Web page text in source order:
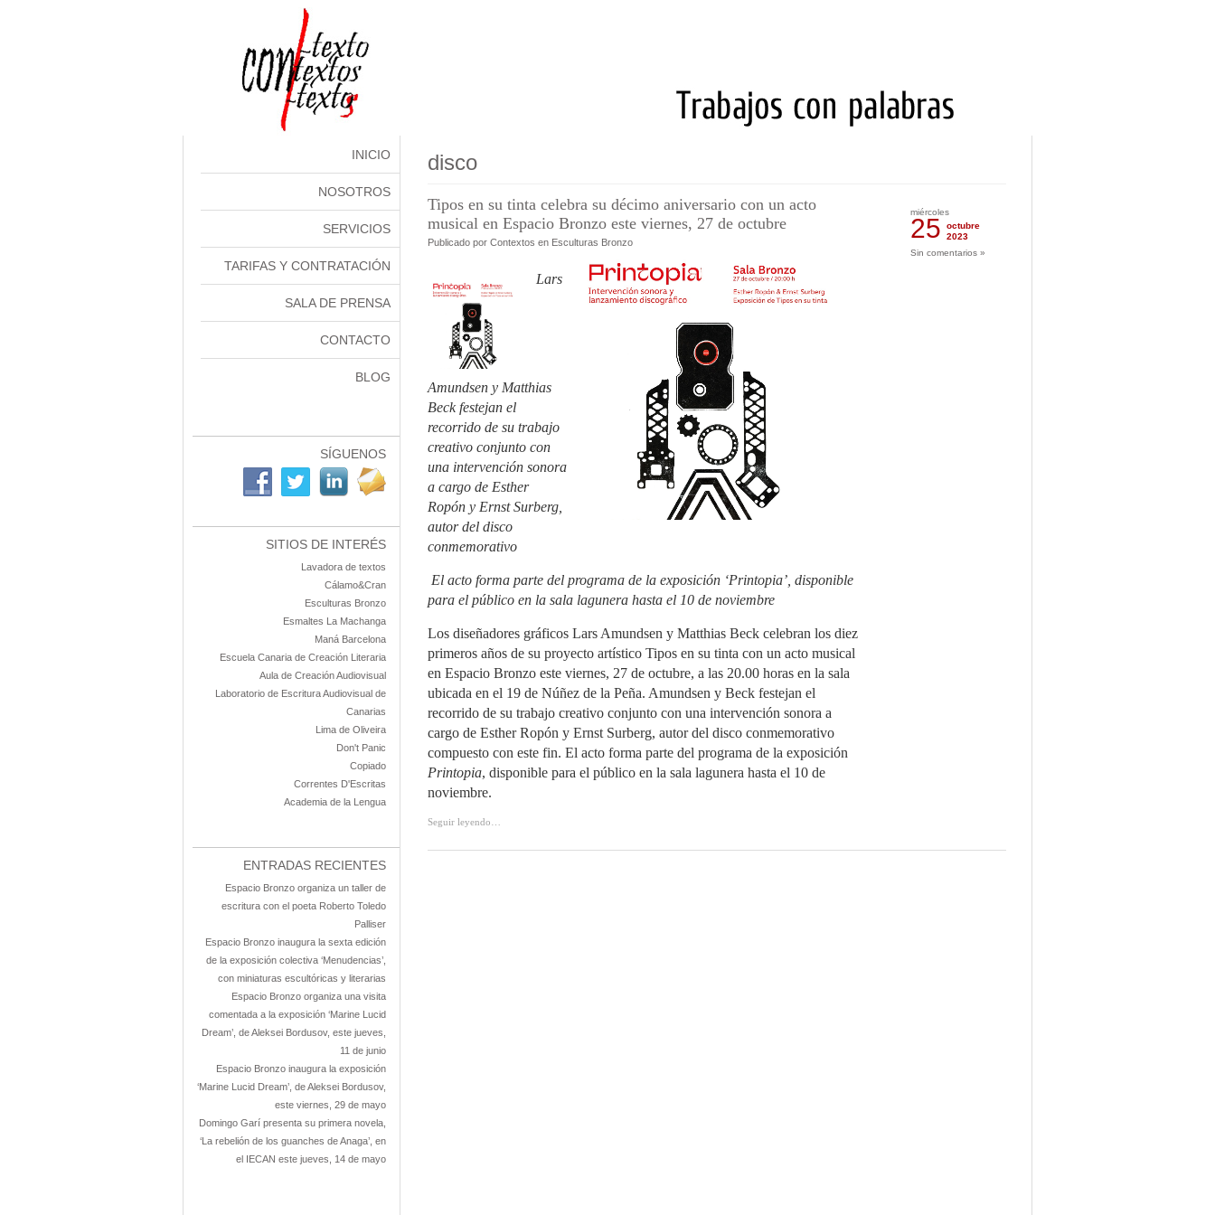
INICIO
NOSOTROS
SERVICIOS
TARIFAS Y CONTRATACIÓN
SALA DE PRENSA
CONTACTO
BLOG
SÍGUENOS
SITIOS DE INTERÉS
Lavadora de textos
Cálamo&Cran
Esculturas Bronzo
Esmaltes La Machanga
Maná Barcelona
Escuela Canaria de Creación Literaria
Aula de Creación Audiovisual
Laboratorio de Escritura Audiovisual de
Canarias
Lima de Oliveira
Don't Panic
Copiado
Correntes D'Escritas
Academia de la Lengua
ENTRADAS RECIENTES
Espacio Bronzo organiza un taller de
escritura con el poeta Roberto Toledo
Palliser
Espacio Bronzo inaugura la sexta edición
de la exposición colectiva ‘Menudencias’,
con miniaturas escultóricas y literarias
Espacio Bronzo organiza una visita
comentada a la exposición ‘Marine Lucid
Dream’, de Aleksei Bordusov, este jueves,
11 de junio
Espacio Bronzo inaugura la exposición
‘Marine Lucid Dream’, de Aleksei Bordusov,
este viernes, 29 de mayo
Domingo Garí presenta su primera novela,
‘La rebelión de los guanches de Anaga’, en
el IECAN este jueves, 14 de mayo
disco
Tipos en su tinta celebra su décimo aniversario con un acto
musical en Espacio Bronzo este viernes, 27 de octubre
Publicado por Contextos en Esculturas Bronzo
Lars
Amundsen y Matthias
Beck festejan el
recorrido de su trabajo
creativo conjunto con
una intervención sonora
a cargo de Esther
Ropón y Ernst Surberg,
autor del disco
conmemorativo
El acto forma parte del programa de la exposición ‘Printopia’, disponible
para el público en la sala lagunera hasta el 10 de noviembre
Los diseñadores gráficos Lars Amundsen y Matthias Beck celebran los diez
primeros años de su proyecto artístico Tipos en su tinta con un acto musical
en Espacio Bronzo este viernes, 27 de octubre, a las 20.00 horas en la sala
ubicada en el 19 de Núñez de la Peña. Amundsen y Beck festejan el
recorrido de su trabajo creativo conjunto con una intervención sonora a
cargo de Esther Ropón y Ernst Surberg, autor del disco conmemorativo
compuesto con este fin. El acto forma parte del programa de la exposición
Printopia, disponible para el público en la sala lagunera hasta el 10 de
noviembre.
Seguir leyendo…
miércoles
25
octubre
2023
Sin comentarios »